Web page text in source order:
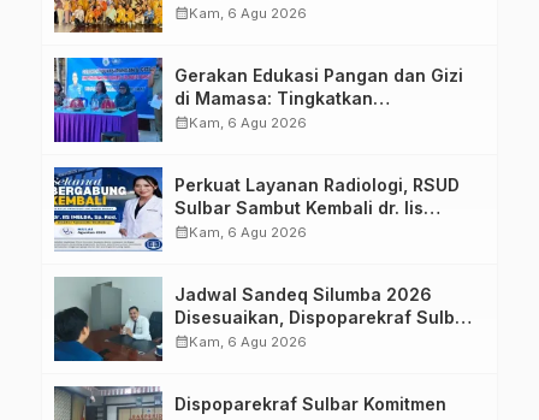
Sulawesi Barat Perkuat Kolaborasi
calendar_monthKam, 6 Agu 2026
Gerakan Edukasi Pangan dan Gizi
di Mamasa: Tingkatkan
Pengetahuan dan Keterampilan
calendar_monthKam, 6 Agu 2026
Perkuat Layanan Radiologi, RSUD
Sulbar Sambut Kembali dr. Iis
Imelda, Sp.Rad
calendar_monthKam, 6 Agu 2026
Jadwal Sandeq Silumba 2026
Disesuaikan, Dispoparekraf Sulbar
Pastikan Persiapan Tetap
calendar_monthKam, 6 Agu 2026
Dispoparekraf Sulbar Komitmen